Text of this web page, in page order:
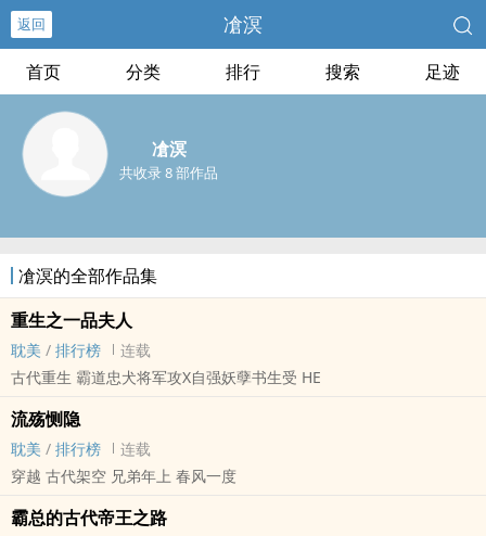
返回 凔溟
首页 分类 排行 搜索 足迹
凔溟
共收录 8 部作品
凔溟的全部作品集
重生之一品夫人
耽美 / 排行榜
连载
古代重生 霸道忠犬将军攻X自强妖孽书生受 HE
流殇恻隐
耽美 / 排行榜
连载
穿越 古代架空 兄弟年上 春风一度
霸总的古代帝王之路